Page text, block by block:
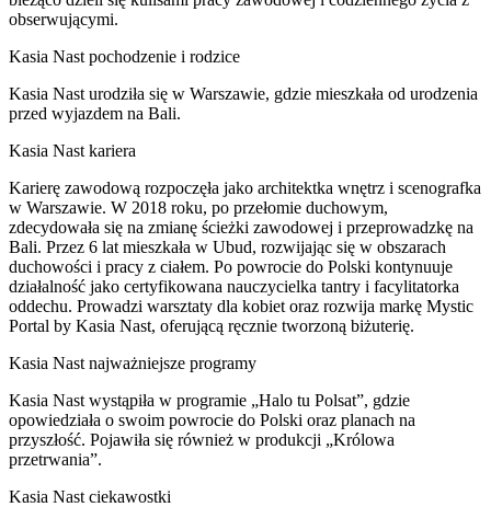
obserwującymi.
Kasia Nast pochodzenie i rodzice
Kasia Nast urodziła się w Warszawie, gdzie mieszkała od urodzenia
przed wyjazdem na Bali.
Kasia Nast kariera
Karierę zawodową rozpoczęła jako architektka wnętrz i scenografka
w Warszawie. W 2018 roku, po przełomie duchowym,
zdecydowała się na zmianę ścieżki zawodowej i przeprowadzkę na
Bali. Przez 6 lat mieszkała w Ubud, rozwijając się w obszarach
duchowości i pracy z ciałem. Po powrocie do Polski kontynuuje
działalność jako certyfikowana nauczycielka tantry i facylitatorka
oddechu. Prowadzi warsztaty dla kobiet oraz rozwija markę Mystic
Portal by Kasia Nast, oferującą ręcznie tworzoną biżuterię.
Kasia Nast najważniejsze programy
Kasia Nast wystąpiła w programie „Halo tu Polsat”, gdzie
opowiedziała o swoim powrocie do Polski oraz planach na
przyszłość. Pojawiła się również w produkcji „Królowa
przetrwania”.
Kasia Nast ciekawostki